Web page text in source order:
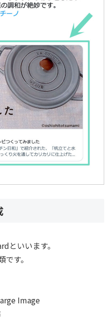
といいます。
す。
Image